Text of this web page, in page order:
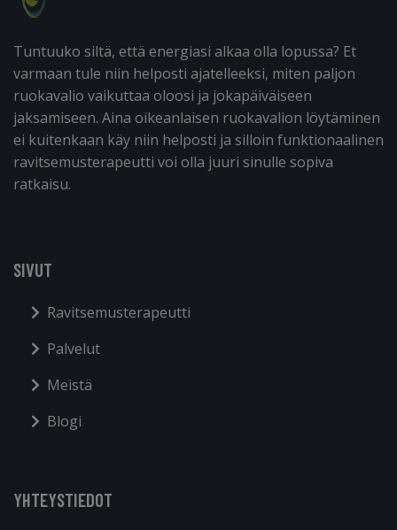
Tuntuuko siltä, että energiasi alkaa olla lopussa? Et
varmaan tule niin helposti ajatelleeksi, miten paljon
ruokavalio vaikuttaa oloosi ja jokapäiväiseen
jaksamiseen. Aina oikeanlaisen ruokavalion löytäminen
ei kuitenkaan käy niin helposti ja silloin funktionaalinen
ravitsemusterapeutti voi olla juuri sinulle sopiva
ratkaisu.
SIVUT
Ravitsemusterapeutti
Palvelut
Meistä
Blogi
YHTEYSTIEDOT